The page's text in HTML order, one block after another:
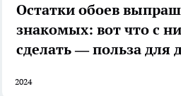
Остатки обоев
знакомых: вот что с
сделать — польза для
2024